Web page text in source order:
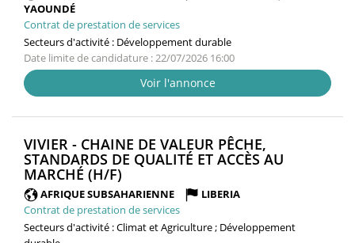
YAOUNDÉ
Contrat de prestation de services
Secteurs d'activité : Développement durable
Date limite de candidature : 22/07/2026 16:00
Voir l'annonce
VIVIER - CHAINE DE VALEUR PÊCHE,
STANDARDS DE QUALITÉ ET ACCÈS AU
MARCHÉ (H/F) (NOUVELLE
FENÊTRE)
AFRIQUE SUBSAHARIENNE
LIBERIA
Contrat de prestation de services
Secteurs d'activité :Climat et Agriculture ; Développement